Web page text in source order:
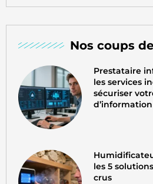
Nos coups
Prestataire
les services
sécuriser
d’information
les 5
crus